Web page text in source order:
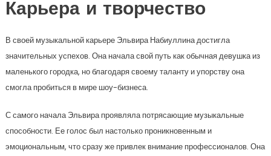
Карьера и творчество
В своей музыкальной карьере Эльвира Набиуллина достигла
значительных успехов. Она начала свой путь как обычная девушка из
маленького городка, но благодаря своему таланту и упорству она
смогла пробиться в мире шоу-бизнеса.
С самого начала Эльвира проявляла потрясающие музыкальные
способности. Ее голос был настолько проникновенным и
эмоциональным, что сразу же привлек внимание профессионалов. Она